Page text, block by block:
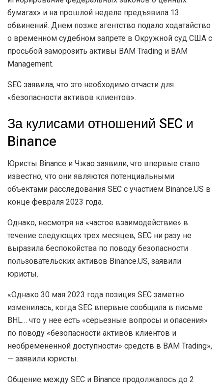
бумагах» и на прошлой неделе предъявила 13
обвинений. Днем позже агентство подало ходатайство
о временном судебном запрете в Окружной суд США с
просьбой заморозить активы BAM Trading и BAM
Management.
SEC заявила, что это необходимо отчасти для
«безопасности активов клиентов».
За кулисами отношений SEC и
Binance
Юристы Binance и Чжао заявили, что впервые стало
известно, что они являются потенциальными
объектами расследования SEC с участием Binance.US в
конце февраля 2023 года.
Однако, несмотря на «частое взаимодействие» в
течение следующих трех месяцев, SEC ни разу не
выразила беспокойства по поводу безопасности
пользовательских активов Binance.US, заявили
юристы.
«Однако 30 мая 2023 года позиция SEC заметно
изменилась, когда SEC впервые сообщила в письме
BHL… что у нее есть «серьезные вопросы и опасения»
по поводу «безопасности активов клиентов и
необремененной доступности» средств в BAM Trading»,
— заявили юристы.
Общение между SEC и Binance продолжалось до 2